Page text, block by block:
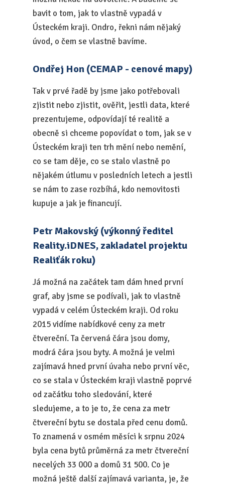
bavit o tom, jak to vlastně vypadá v
Ústeckém kraji. Ondro, řekni nám nějaký
úvod, o čem se vlastně bavíme.
Ondřej Hon (CEMAP - cenové mapy)
Tak v prvé řadě by jsme jako potřebovali
zjistit nebo zjistit, ověřit, jestli data, které
prezentujeme, odpovídají té realitě a
obecně si chceme popovídat o tom, jak se v
Ústeckém kraji ten trh mění nebo nemění,
co se tam děje, co se stalo vlastně po
nějakém útlumu v posledních letech a jestli
se nám to zase rozbíhá, kdo nemovitosti
kupuje a jak je financují.
Petr Makovský (výkonný ředitel
Reality.iDNES, zakladatel projektu
Realiťák roku)
Já možná na začátek tam dám hned první
graf, aby jsme se podívali, jak to vlastně
vypadá v celém Ústeckém kraji. Od roku
2015 vidíme nabídkové ceny za metr
čtvereční. Ta červená čára jsou domy,
modrá čára jsou byty. A možná je velmi
zajímavá hned první úvaha nebo první věc,
co se stala v Ústeckém kraji vlastně poprvé
od začátku toho sledování, které
sledujeme, a to je to, že cena za metr
čtvereční bytu se dostala před cenu domů.
To znamená v osmém měsíci k srpnu 2024
byla cena bytů průměrná za metr čtvereční
necelých 33 000 a domů 31 500. Co je
možná ještě další zajímavá varianta, je, že